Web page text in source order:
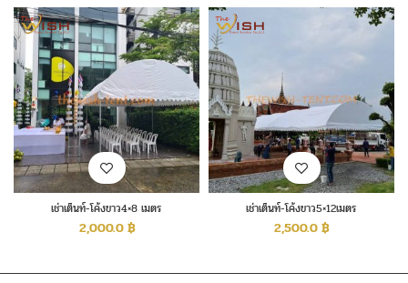
เช่าเต็นท์-โค้งขาว4×8 เมตร
2,000.0฿
เช่าเต็นท์-โค้งขาว5×12เมตร
2,500.0฿